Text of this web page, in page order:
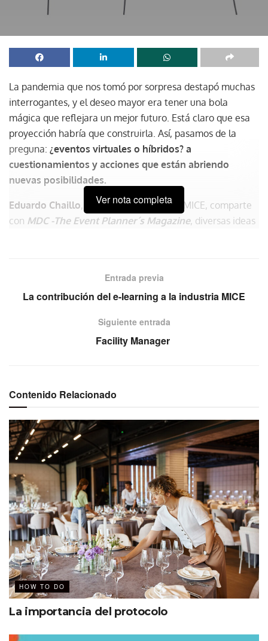
La pandemia que nos tomó por sorpresa destapó muchas
interrogantes, y el deseo mayor era tener una bola
mágica que reflejara un mejor futuro. Está claro que esa
proyección habría que construirla. Así, pasamos de la
preguna: ¿eventos virtuales o híbridos? a
cuestionamientos y acciones que están abriendo
nuevas posibilidades.
Eduardo Chaillo, considerado un “gurú” MICE, comparte
con MDC -The Event Planner´s Magazine, diversas ideas
+ puntos que está dejando el cambio
Considerar el bienestar integral de los asistentes a un
evento
Contribuir al balance de su salud física, mental y
laboral
Más convergencia y mejor entendimiento entre
generaciones
Propiciar el encuentro, la conexión social y la
interacción entre colegas
Ver nota completa
Entrada previa
La contribución del e-learning a la industria MICE
Siguiente entrada
Facility Manager
Contenido Relacionado
HOW TO DO
La importancia del protocolo